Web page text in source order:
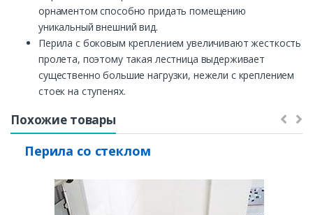
Ваш телефон*
орнаментом способно придать помещению
уникальный внешний вид.
Перила с боковым креплением увеличивают жесткость
пролета, поэтому такая лестница выдерживает
существенно большие нагрузки, нежели с креплением
стоек на ступенях.
Похожие товары
Перила со стеклом